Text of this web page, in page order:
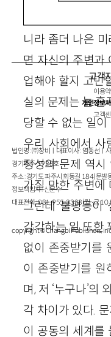
니라 좀더 나은
면 자신의 주변과
업해야 할지 고민
실의 문제는 늘 혼
당할 수 없는 일
우리 사회에서 사
정성의 문제 역시
가질 만한 주변에
그런데 불평등이
감각하는 일 또한
없이 존중받기를
이 존중받기를 원
며, 저 ‘누구나’의
각 차이가 있다.
이 공동의 세계를
고객
이용
개인정보
고객
법인명 : ㈜창비ㅣ대표이사 : 염종선
경기파주-1928호
주소 : 경기도 파주시 회동길 184(문
정보책임자 : 신문수
대표전화 : 031-955-3333(월~금 10
copyright © Changbi Publishers,